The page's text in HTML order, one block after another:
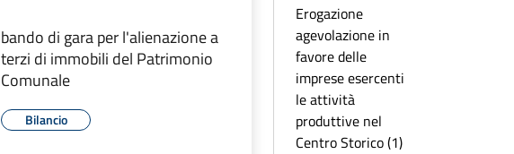
bando di gara per l'alienazione a
terzi di immobili del Patrimonio
Comunale
Bilancio
Erogazione
agevolazione in
favore delle
imprese esercenti
le attività
produttive nel
Centro Storico (1)